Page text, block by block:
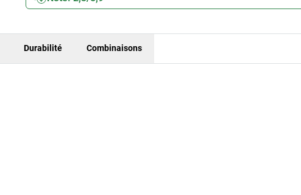
Durabilité Combinaisons